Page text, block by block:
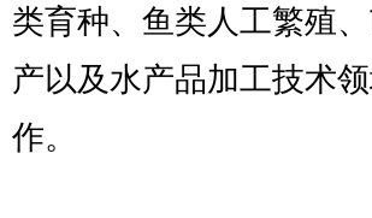
类育种、鱼类人工繁殖
产以及水产品加工技术
作。